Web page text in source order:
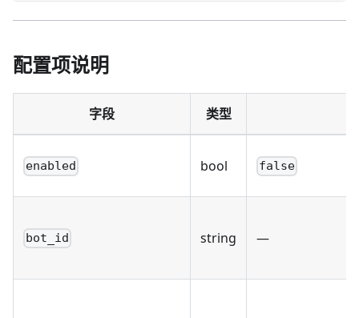
配置项说明
字段 类型
enabled bool false
bot_id string —